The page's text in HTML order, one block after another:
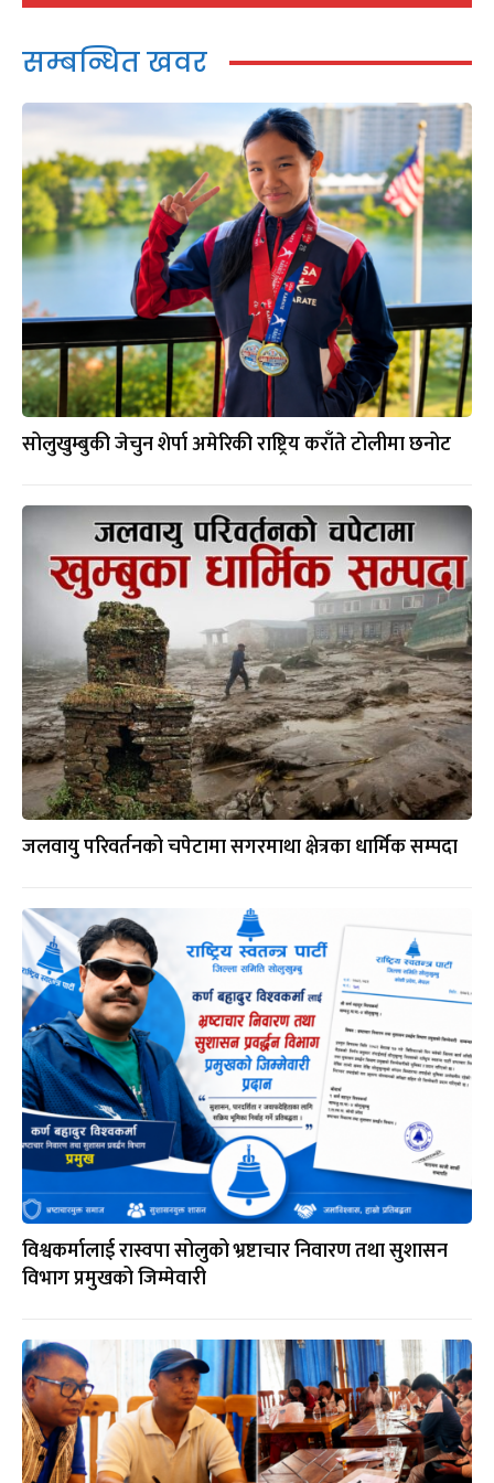
सम्बन्धित खवर
सोलुखुम्बुकी जेचुन शेर्पा अमेरिकी राष्ट्रिय कराँते टोलीमा छनोट
जलवायु परिवर्तनको चपेटामा सगरमाथा क्षेत्रका धार्मिक सम्पदा
विश्वकर्मालाई रास्वपा सोलुको भ्रष्टाचार निवारण तथा सुशासन
विभाग प्रमुखको जिम्मेवारी